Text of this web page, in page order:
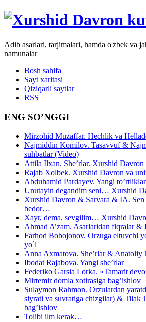
Adib asarlari, tarjimalari, hamda o'zbek va
namunalar
Bosh sahifa
Sayt xaritasi
Qiziqarli saytlar
RSS
ENG SO’NGGI
Mirzohid Muzaffar. Hechlik va
Najmiddin Komilov. Tasavvuf &
suhbatlar (Video)
Attila Ilxan. She’rlar. Xurshid Davron
Rajab Xolbek. Xurshid Davron va
Abduhamid Pardayev. Yangi to’rtliklar
Unutayin degandim seni… Xurshid
Xurshid Davron & Sarvara & IA.
bedor…
Xayr, dema, sevgilim… Xurshid
Ahmad A’zam. Asarlaridan fiqralar
Farhod Bobojonov. Orzuga eltuvchi
yo`l
Anna Axmatova. She’rlar & Anatoliy
Ibodat Rajabova. Yangi she’rlar
Federiko Garsia Lorka. «Tamarit
Mirtemir domla xotirasiga bag’ishlov
Sulaymon Rahmon. Orzulardan
siyrati va suvratiga chizgilar) & Tilak
bag’ishlov
Tolibi ilm kerak…